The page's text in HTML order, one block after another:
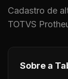
Cadastro de
TOTVS
Sobre a